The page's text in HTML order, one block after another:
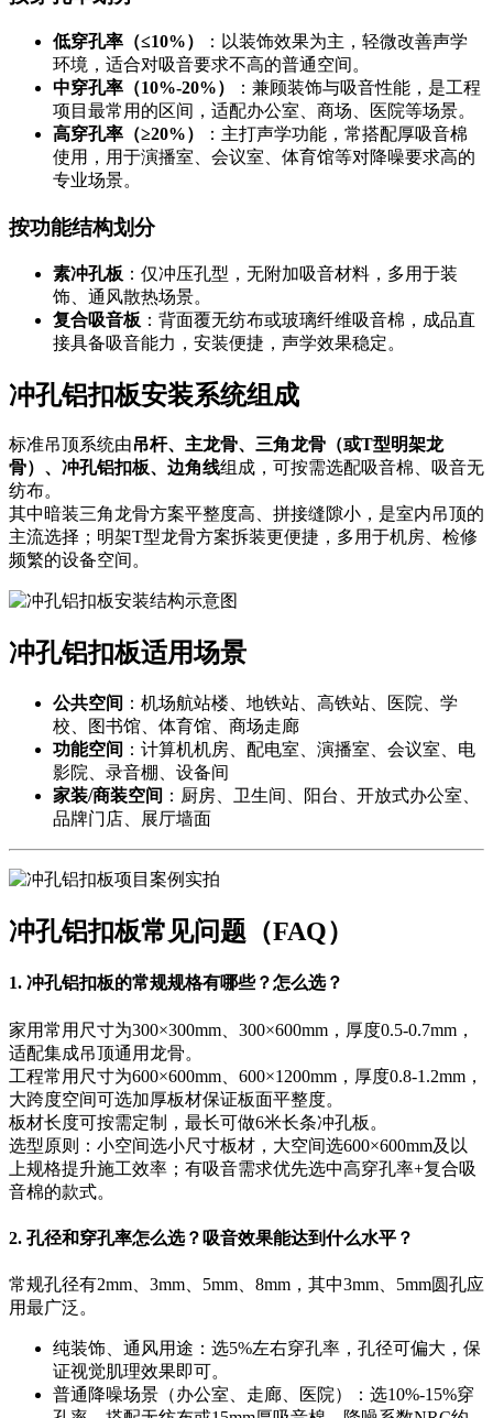
低穿孔率（≤10%）
：以装饰效果为主，轻微改善声学
环境，适合对吸音要求不高的普通空间。
中穿孔率（10%-20%）
：兼顾装饰与吸音性能，是工程
项目最常用的区间，适配办公室、商场、医院等场景。
高穿孔率（≥20%）
：主打声学功能，常搭配厚吸音棉
使用，用于演播室、会议室、体育馆等对降噪要求高的
专业场景。
按功能结构划分
素冲孔板 ：仅冲压孔型，无附加吸音材料，多用于装
饰、通风散热场景。
复合吸音板 ：背面覆无纺布或玻璃纤维吸音棉，成品直
接具备吸音能力，安装便捷，声学效果稳定。
冲孔铝扣板安装系统组成
标准吊顶系统由吊杆、主龙骨、三角龙骨（或T型明架龙
骨）、冲孔铝扣板、边角线组成，可按需选配吸音棉、吸音无
纺布。
其中暗装三角龙骨方案平整度高、拼接缝隙小，是室内吊顶的
主流选择；明架T型龙骨方案拆装更便捷，多用于机房、检修
频繁的设备空间。
冲孔铝扣板适用场景
公共空间 ：机场航站楼、地铁站、高铁站、医院、学
校、图书馆、体育馆、商场走廊
功能空间 ：计算机机房、配电室、演播室、会议室、电
影院、录音棚、设备间
家装/商装空间 ：厨房、卫生间、阳台、开放式办公室、
品牌门店、展厅墙面
冲孔铝扣板常见问题（FAQ）
1. 冲孔铝扣板的常规规格有哪些？怎么选？
家用常用尺寸为300×300mm、300×600mm，厚度0.5-0.7mm，
适配集成吊顶通用龙骨。
工程常用尺寸为600×600mm、600×1200mm，厚度0.8-1.2mm，
大跨度空间可选加厚板材保证板面平整度。
板材长度可按需定制，最长可做6米长条冲孔板。
选型原则：小空间选小尺寸板材，大空间选600×600mm及以
上规格提升施工效率；有吸音需求优先选中高穿孔率+复合吸
音棉的款式。
2. 孔径和穿孔率怎么选？吸音效果能达到什么水平？
常规孔径有2mm、3mm、5mm、8mm，其中3mm、5mm圆孔应
用最广泛。
纯装饰、通风用途：选5%左右穿孔率，孔径可偏大，保
证视觉肌理效果即可。
普通降噪场景（办公室、走廊、医院）：选10%-15%穿